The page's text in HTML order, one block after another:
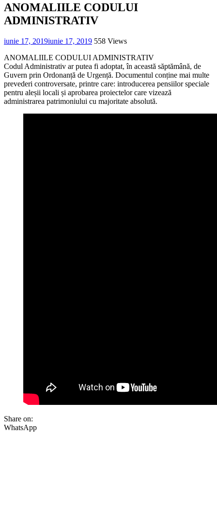
ANOMALIILE CODULUI
ADMINISTRATIV
iunie 17, 2019iunie 17, 2019 558 Views
ANOMALIILE CODULUI ADMINISTRATIV
Codul Administrativ ar putea fi adoptat, în această săptămână, de
Guvern prin Ordonanță de Urgență. Documentul conține mai multe
prevederi controversate, printre care: introducerea pensiilor speciale
pentru aleșii locali și aprobarea proiectelor care vizează
administrarea patrimoniului cu majoritate absolută.
Share on:
WhatsApp